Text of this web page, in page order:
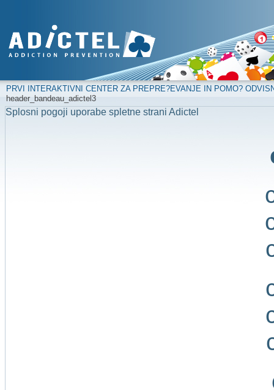
PRVI INTERAKTIVNI CENTER ZA PREPRE?EVANJE IN POMO?
header_bandeau_adictel3
Splosni pogoji uporabe spletne strani Adictel